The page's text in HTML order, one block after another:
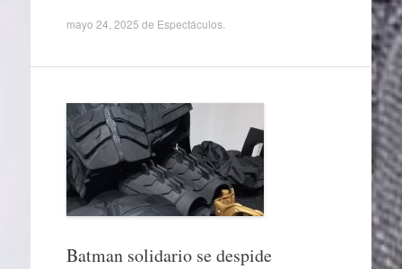
mayo 24, 2025 de Espectáculos.
Batman solidario se despide